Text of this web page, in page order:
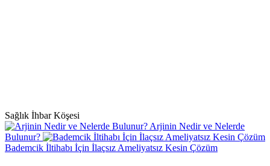
Sağlık İhbar Köşesi
Arjinin Nedir ve Nelerde
Bulunur?
Bademcik İltihabı İçin İlaçsız Ameliyatsız Kesin Çözüm